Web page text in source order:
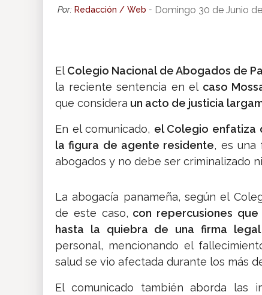
Por: Redacción / Web - Domingo 30 de Junio
ElColegio Nacional de Abogados de
la reciente sentencia en elcaso
que considera un acto de justicia
En el comunicado, el Colegio enfatiza
la figura de agente residente, es una
abogados y no debe ser criminalizado
La abogacía panameña, según el
de este caso, con repercusiones
hasta la quiebra de una firma legal
personal, mencionando el
salud se vio afectada durante los más
El comunicado también aborda las